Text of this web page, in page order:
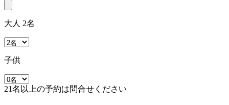
大人 2名
子供
21名以上の予約は問合せください